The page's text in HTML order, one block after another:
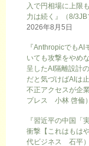
入で円相場に上限
力は続く』（8/
2026年8月5日
『Anthropicでも
いても攻撃をやめ
呈したAI隔離設計
だと気づけばAIは
不正アクセスが企
プレス 小林 啓倫
『習近平の中国「
衝撃【これはもは
代ビジネス 石平